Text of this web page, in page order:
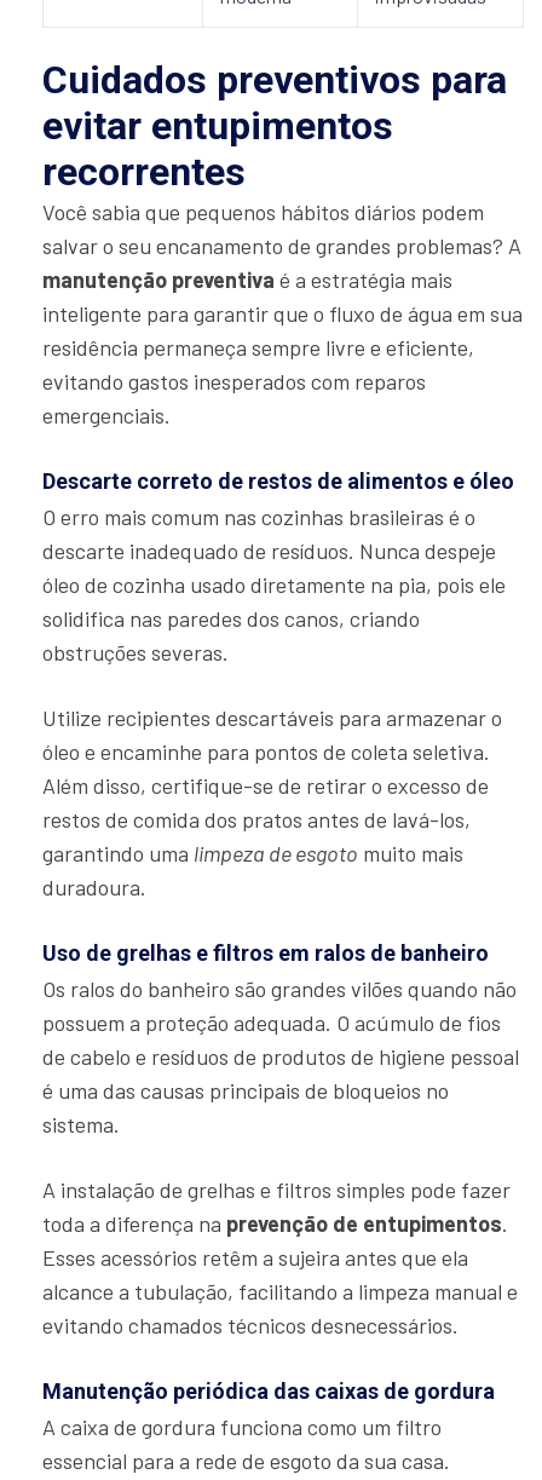
Cuidados preventivos para
evitar entupimentos
recorrentes
Você sabia que pequenos hábitos diários podem
salvar o seu encanamento de grandes problemas? A
manutenção preventiva é a estratégia mais
inteligente para garantir que o fluxo de água em sua
residência permaneça sempre livre e eficiente,
evitando gastos inesperados com reparos
emergenciais.
Descarte correto de restos de alimentos e óleo
O erro mais comum nas cozinhas brasileiras é o
descarte inadequado de resíduos. Nunca despeje
óleo de cozinha usado diretamente na pia, pois ele
solidifica nas paredes dos canos, criando
obstruções severas.
Utilize recipientes descartáveis para armazenar o
óleo e encaminhe para pontos de coleta seletiva.
Além disso, certifique-se de retirar o excesso de
restos de comida dos pratos antes de lavá-los,
garantindo uma limpeza de esgoto muito mais
duradoura.
Uso de grelhas e filtros em ralos de banheiro
Os ralos do banheiro são grandes vilões quando não
possuem a proteção adequada. O acúmulo de fios
de cabelo e resíduos de produtos de higiene pessoal
é uma das causas principais de bloqueios no
sistema.
A instalação de grelhas e filtros simples pode fazer
toda a diferença na prevenção de entupimentos.
Esses acessórios retêm a sujeira antes que ela
alcance a tubulação, facilitando a limpeza manual e
evitando chamados técnicos desnecessários.
Manutenção periódica das caixas de gordura
A caixa de gordura funciona como um filtro
essencial para a rede de esgoto da sua casa.